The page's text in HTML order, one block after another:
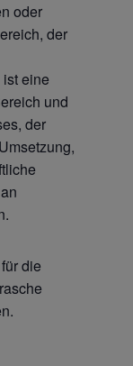
oder
der
eine
und
der
die